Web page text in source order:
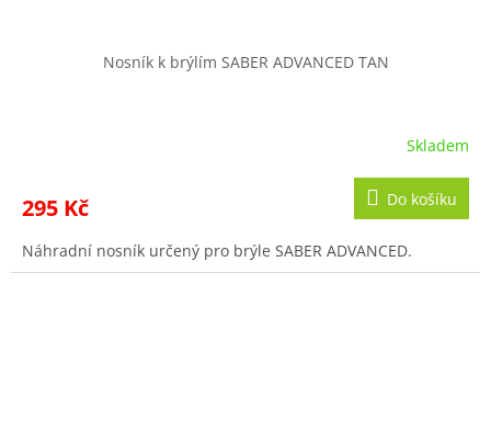
Nosník k brýlím SABER ADVANCED TAN
Skladem
295 Kč Do košíku
Náhradní nosník určený pro brýle SABER ADVANCED.